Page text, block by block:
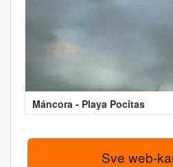
Máncora - Playa Pocitas
Sve web-